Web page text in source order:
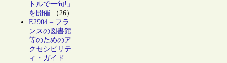
トルで一句!」
を開催（26）
E2904 – フラ
ンスの図書館
等のためのア
クセシビリテ
ィ・ガイド